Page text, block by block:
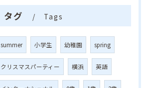
タグ Tags
summer 小学生 幼稚園 spring
クリスマスパーティー 横浜 英語